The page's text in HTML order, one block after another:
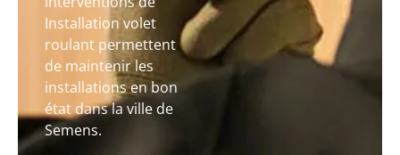
Installation volet
roulant permettent
de maintenir les
installations en bon
état dans la ville de
Semens.